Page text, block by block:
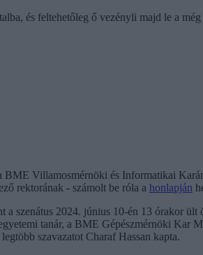
és feltehetőleg ő vezényli majd le a
BME Villamosmérnöki és Informatikai
rektorának - számolt be róla a honlapján
a szenátus 2024. június 10-én 13 órakor
tanár, a BME Gépészmérnöki Kar
szavazatot Charaf Hassan kapta.